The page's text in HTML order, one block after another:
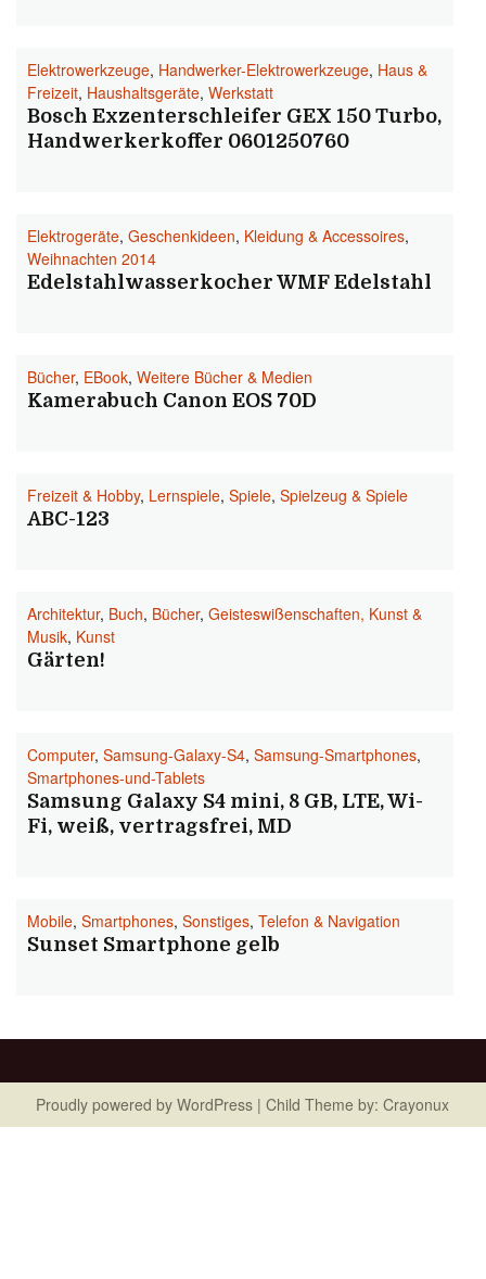
Elektrowerkzeuge, Handwerker-Elektrowerkzeuge, Haus &
Freizeit, Haushaltsgeräte, Werkstatt
Bosch Exzenterschleifer GEX 150 Turbo,
Handwerkerkoffer 0601250760
Elektrogeräte, Geschenkideen, Kleidung & Accessoires,
Weihnachten 2014
Edelstahlwasserkocher WMF Edelstahl
Bücher, EBook, Weitere Bücher & Medien
Kamerabuch Canon EOS 70D
Freizeit & Hobby, Lernspiele, Spiele, Spielzeug & Spiele
ABC-123
Architektur, Buch, Bücher, Geisteswißenschaften, Kunst &
Musik, Kunst
Gärten!
Computer, Samsung-Galaxy-S4, Samsung-Smartphones,
Smartphones-und-Tablets
Samsung Galaxy S4 mini, 8 GB, LTE, Wi-
Fi, weiß, vertragsfrei, MD
Mobile, Smartphones, Sonstiges, Telefon & Navigation
Sunset Smartphone gelb
Proudly powered by WordPress | Child Theme by: Crayonux